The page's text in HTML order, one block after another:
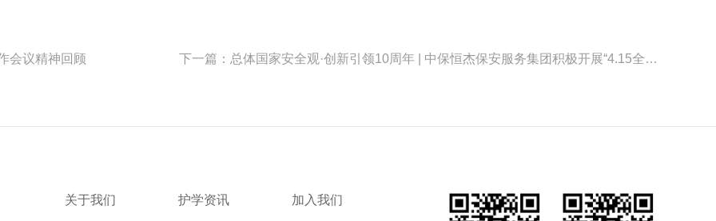
会议精神回顾 下一篇：总体国家安全观·创新引领10周年 | 中保恒杰保安服务集团积极开展“4.15全民国家安全教育日”主题宣传活动
关于我们 护学资讯 加入我们